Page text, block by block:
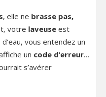
, elle ne brasse pas,
votre laveuse est
vous entendez un
un code d’erreur…
s’avérer